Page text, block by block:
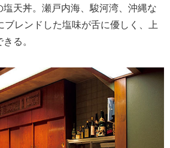
天丼。瀬戸内海、駿河湾、沖縄な
ブレンドした塩味が舌に優しく、上
る。